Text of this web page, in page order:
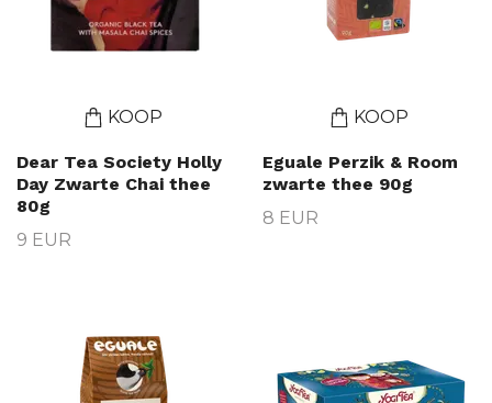
KOOP
Dear Tea Society Holly
Day Zwarte Chai thee
80g
9 EUR
KOOP
Eguale Perzik & Room
zwarte thee 90g
8 EUR